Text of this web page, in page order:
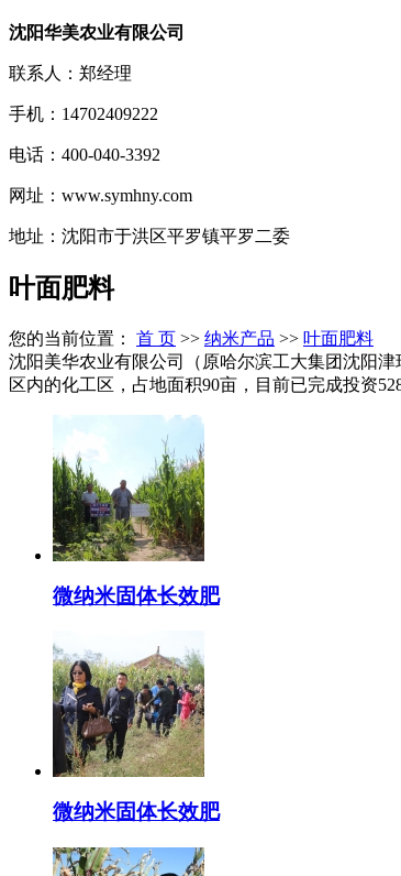
沈阳华美农业有限公司
联系人：郑经理
手机：14702409222
电话：400-040-3392
网址：www.symhny.com
地址：沈阳市于洪区平罗镇平罗二委
叶面肥料
您的当前位置： 首 页 >> 纳米产品 >> 叶面肥料
沈阳美华农业有限公司（原哈尔滨工大集团沈阳
区内的化工区，占地面积90亩，目前已完成投资
微纳米固体长效肥
微纳米固体长效肥